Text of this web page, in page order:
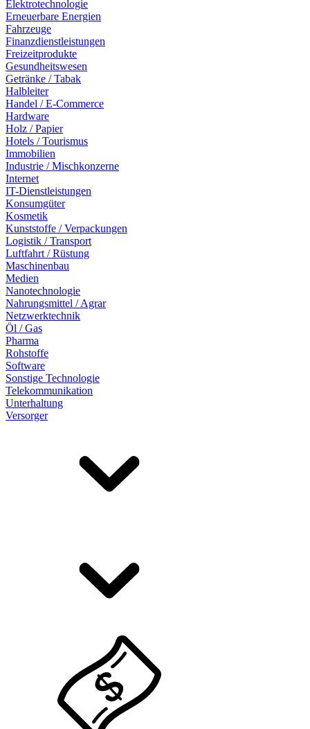
Elektrotechnologie
Erneuerbare Energien
Fahrzeuge
Finanzdienstleistungen
Freizeitprodukte
Gesundheitswesen
Getränke / Tabak
Halbleiter
Handel / E-Commerce
Hardware
Holz / Papier
Hotels / Tourismus
Immobilien
Industrie / Mischkonzerne
Internet
IT-Dienstleistungen
Konsumgüter
Kosmetik
Kunststoffe / Verpackungen
Logistik / Transport
Luftfahrt / Rüstung
Maschinenbau
Medien
Nanotechnologie
Nahrungsmittel / Agrar
Netzwerktechnik
Öl / Gas
Pharma
Rohstoffe
Software
Sonstige Technologie
Telekommunikation
Unterhaltung
Versorger